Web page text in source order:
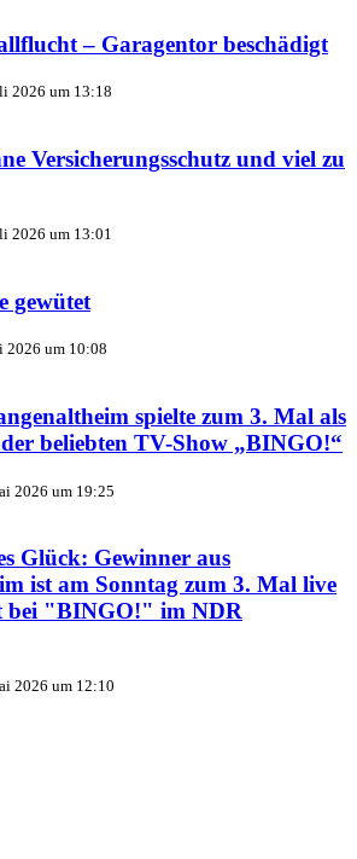
– Garagentor beschädigt
2026 um 13:18
Versicherungsschutz und viel zu
2026 um 13:01
gewütet
2026 um 10:08
spielte zum 3. Mal als
beliebten TV-Show „BINGO!“
2026 um 19:25
Glück: Gewinner aus
ist am Sonntag zum 3. Mal live
bei "BINGO!" im NDR
2026 um 12:10